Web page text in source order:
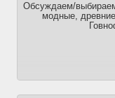
Обсуждаем/
модные,